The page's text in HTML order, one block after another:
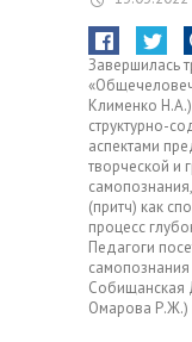
Завершилась
Клименко
структурно-
аспектами
творческой и
(притч) как
процесс
Педагоги
самопознания
Собищанская
Омарова Р.Ж.)